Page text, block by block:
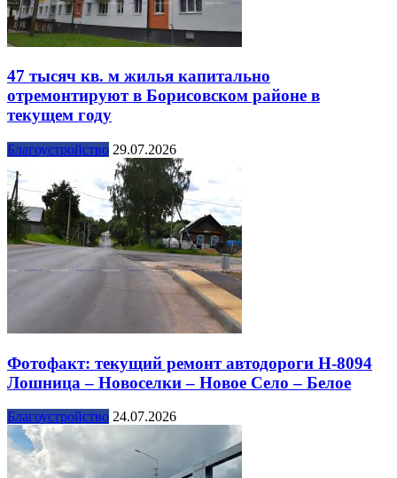
47 тысяч кв. м жилья капитально
отремонтируют в Борисовском районе в
текущем году
Благоустройство 29.07.2026
Фотофакт: текущий ремонт автодороги Н-8094
Лошница – Новоселки – Новое Село – Белое
Благоустройство 24.07.2026